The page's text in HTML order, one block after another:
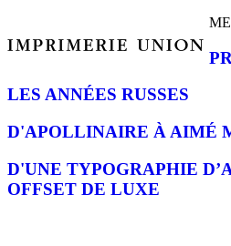
LES ANNÉES RUSSES
D'APOLLINAIRE À AIMÉ
D'UNE TYPOGRAPHIE
OFFSET DE LUXE